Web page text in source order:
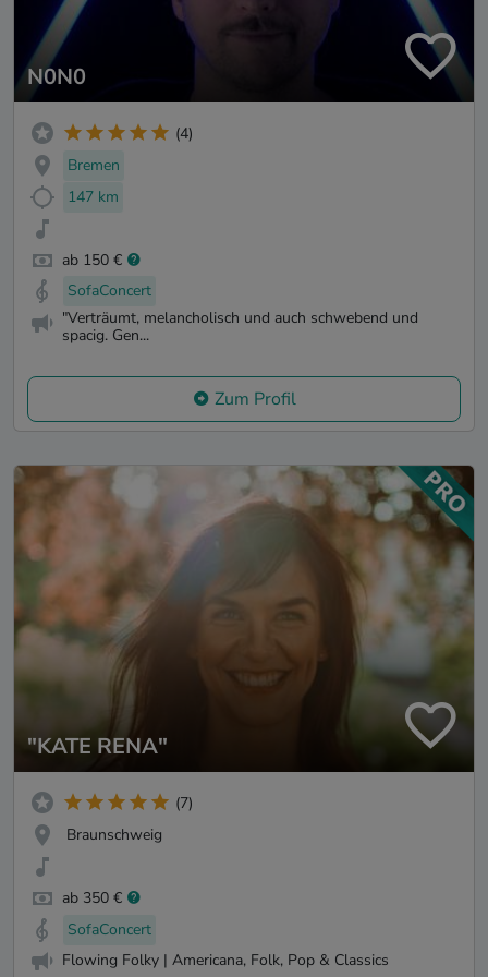
N0N0
(4)
Bremen
147 km
ab 150 €
SofaConcert
"Verträumt, melancholisch und auch schwebend und
spacig. Gen...
Zum Profil
"KATE RENA"
(7)
Braunschweig
ab 350 €
SofaConcert
Flowing Folky | Americana, Folk, Pop & Classics